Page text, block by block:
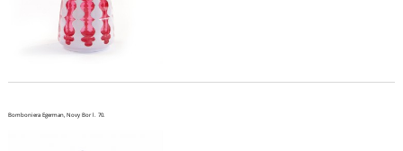
Bomboniera Egerman, Novy Bor l. 70.